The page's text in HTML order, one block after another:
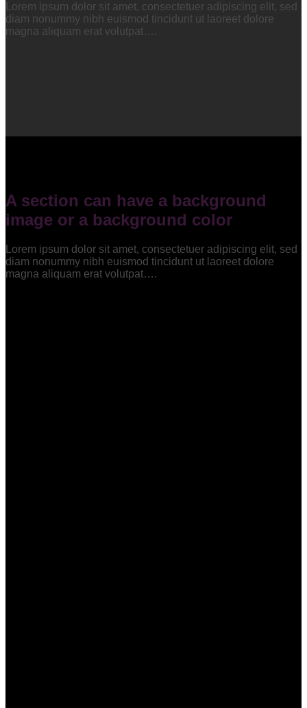
Lorem ipsum dolor sit amet, consectetuer adipiscing elit, sed
diam nonummy nibh euismod tincidunt ut laoreet dolore
magna aliquam erat volutpat….
A section can have a background
image or a background color
Lorem ipsum dolor sit amet, consectetuer adipiscing elit, sed
diam nonummy nibh euismod tincidunt ut laoreet dolore
magna aliquam erat volutpat….